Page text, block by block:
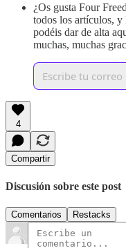
¿Os gusta Four
todos los artículos, y
podéis dar de alta
muchas, muchas
4
Compartir
Discusión sobre este post
Comentarios Restacks